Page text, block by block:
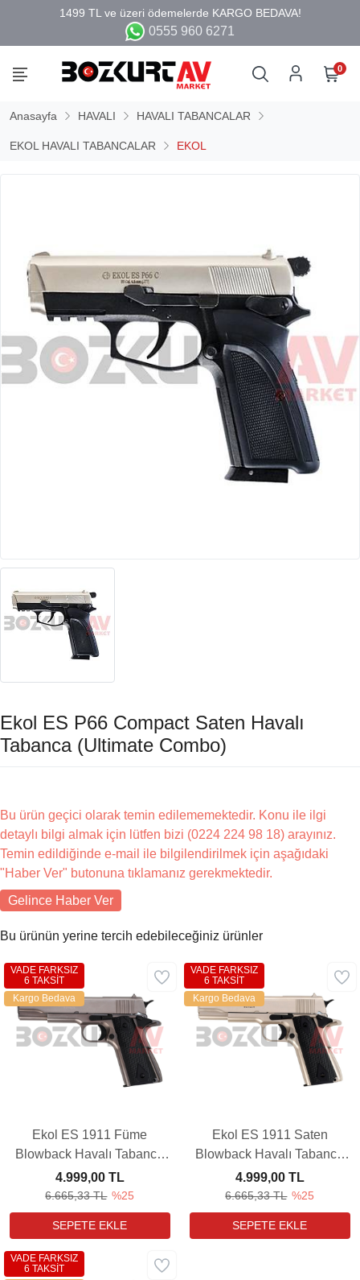
0555 960 6271
0
Anasayfa HAVALI HAVALI TABANCALAR
EKOL HAVALI TABANCALAR EKOL
Ekol ES P66 Compact Saten Havalı
Tabanca (Ultimate Combo)
Bu ürün geçici olarak temin edilememektedir. Konu ile ilgi
detaylı bilgi almak için lütfen bizi (0224 224 98 18) arayınız.
Temin edildiğinde e-mail ile bilgilendirilmek için aşağıdaki
"Haber Ver" butonuna tıklamanız gerekmektedir.
Gelince Haber Ver
Bu ürünün yerine tercih edebileceğiniz ürünler
Ekol ES 1911 Füme
Blowback Havalı Tabanca
(Ultimate Combo)
6.665,33 TL %25
4.999,00 TL
VADE FARKSIZ
6 TAKSİT
Kargo Bedava
Ekol ES 1911 Saten
Blowback Havalı Tabanca
(Ultimate Combo)
6.665,33 TL %25
4.999,00 TL
VADE FARKSIZ
6 TAKSİT
Kargo Bedava
VADE FARKSIZ
6 TAKSİT